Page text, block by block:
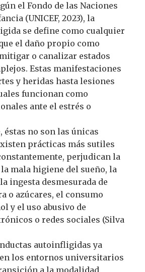
el Fondo de las Naciones
(UNICEF,2023),la
se define como cualquier
el daño propio como
o canalizar estados
.Estas manifestaciones
y heridas hasta lesiones
funcionan como
ante el estrés o
éstas no son las únicas
prácticas más sutiles
perjudican la
mala higiene del sueño, la
ingesta desmesurada de
o azúcares, el consumo
y el uso abusivo de
o redes sociales (Silva
autoinfligidas ya
los entornos universitarios